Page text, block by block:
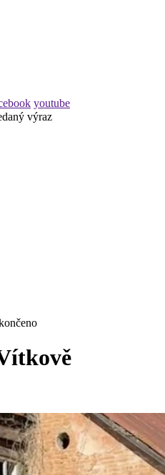
youtube
výraz